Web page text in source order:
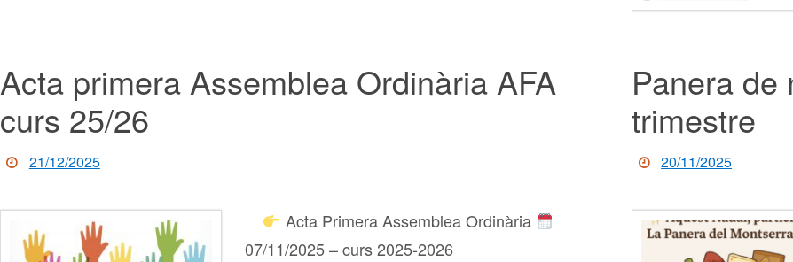
Acta primera Assemblea Ordinària AFA
curs 25/26
21/12/2025
Acta Primera Assemblea Ordinària
07/11/2025 – curs 2025-2026
Panera de
trimestre
20/11/2025